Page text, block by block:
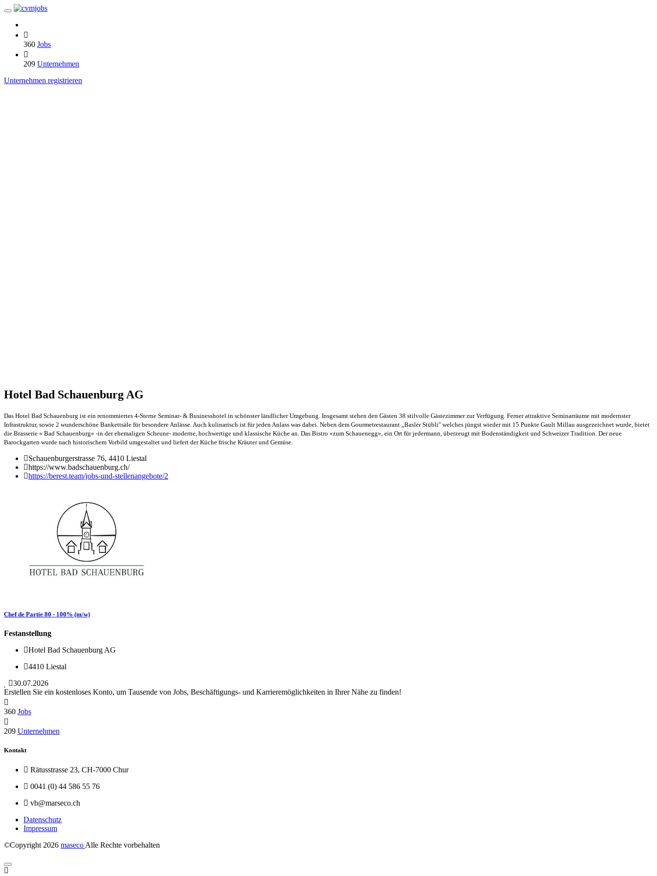
360 Jobs
209 Unternehmen
Unternehmen registrieren
Hotel Bad Schauenburg AG
Das Hotel Bad Schauenburg ist ein renommiertes 4-Sterne Seminar- & Businesshotel in schönster ländlicher Umgebung. Insgesamt stehen den Gästen 38 stilvolle Gästezimmer zur Verfügung. Ferner attraktive Seminarräume mit modernster
Infrastruktur, sowie 2 wunderschöne Bankettsäle für besondere Anlässe. Auch kulinarisch ist für jeden Anlass was dabei. Neben dem Gourmetrestaurant „Basler Stübli" welches jüngst wieder mit 15 Punkte Gault Millau ausgezeichnet wurde, bietet
die Brasserie « Bad Schauenburg» -in der ehemaligen Scheune- moderne, hochwertige und klassische Küche an. Das Bistro «zum Schauenegg», ein Ort für jedermann, überzeugt mit Bodenständigkeit und Schweizer Tradition. Der neue
Barockgarten wurde nach historischem Vorbild umgestaltet und liefert der Küche frische Kräuter und Gemüse.
Schauenburgerstrasse 76, 4410 Liestal
https://www.badschauenburg.ch/
https://berest.team/jobs-und-stellenangebote/2
Chef de Partie 80 - 100% (m/w)
Festanstellung
Hotel Bad Schauenburg AG
4410 Liestal
30.07.2026
Erstellen Sie ein kostenloses Konto, um Tausende von Jobs, Beschäftigungs- und Karrieremöglichkeiten in Ihrer Nähe zu finden!
360 Jobs
209 Unternehmen
Kontakt
Rätusstrasse 23, CH-7000 Chur
0041 (0) 44 586 55 76
vb@marseco.ch
Datenschutz
Impressum
©Copyright 2026 maseco Alle Rechte vorbehalten